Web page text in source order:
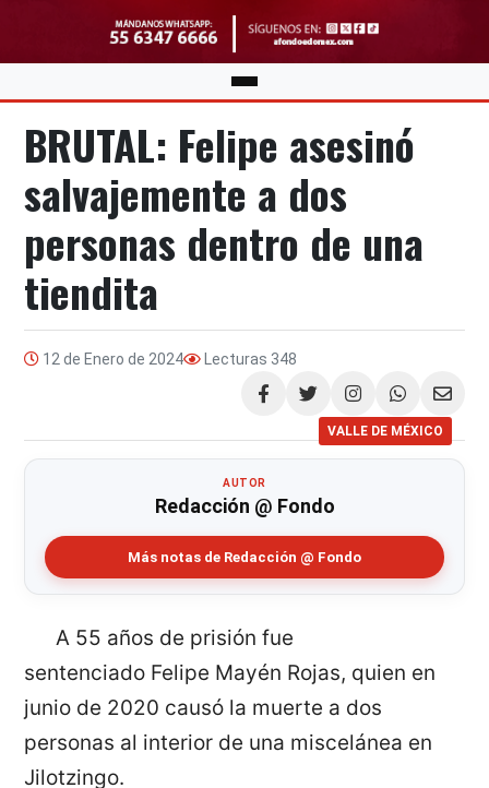
BRUTAL: Felipe asesinó
salvajemente a dos
personas dentro de una
tiendita
12 de Enero de 2024 Lecturas 348
Compartir
VALLE DE MÉXICO
AUTOR
Redacción @ Fondo
Más notas de Redacción @ Fondo
A 55 años de prisión fue
sentenciado Felipe Mayén Rojas, quien en
junio de 2020 causó la muerte a dos
personas al interior de una miscelánea en
Jilotzingo.